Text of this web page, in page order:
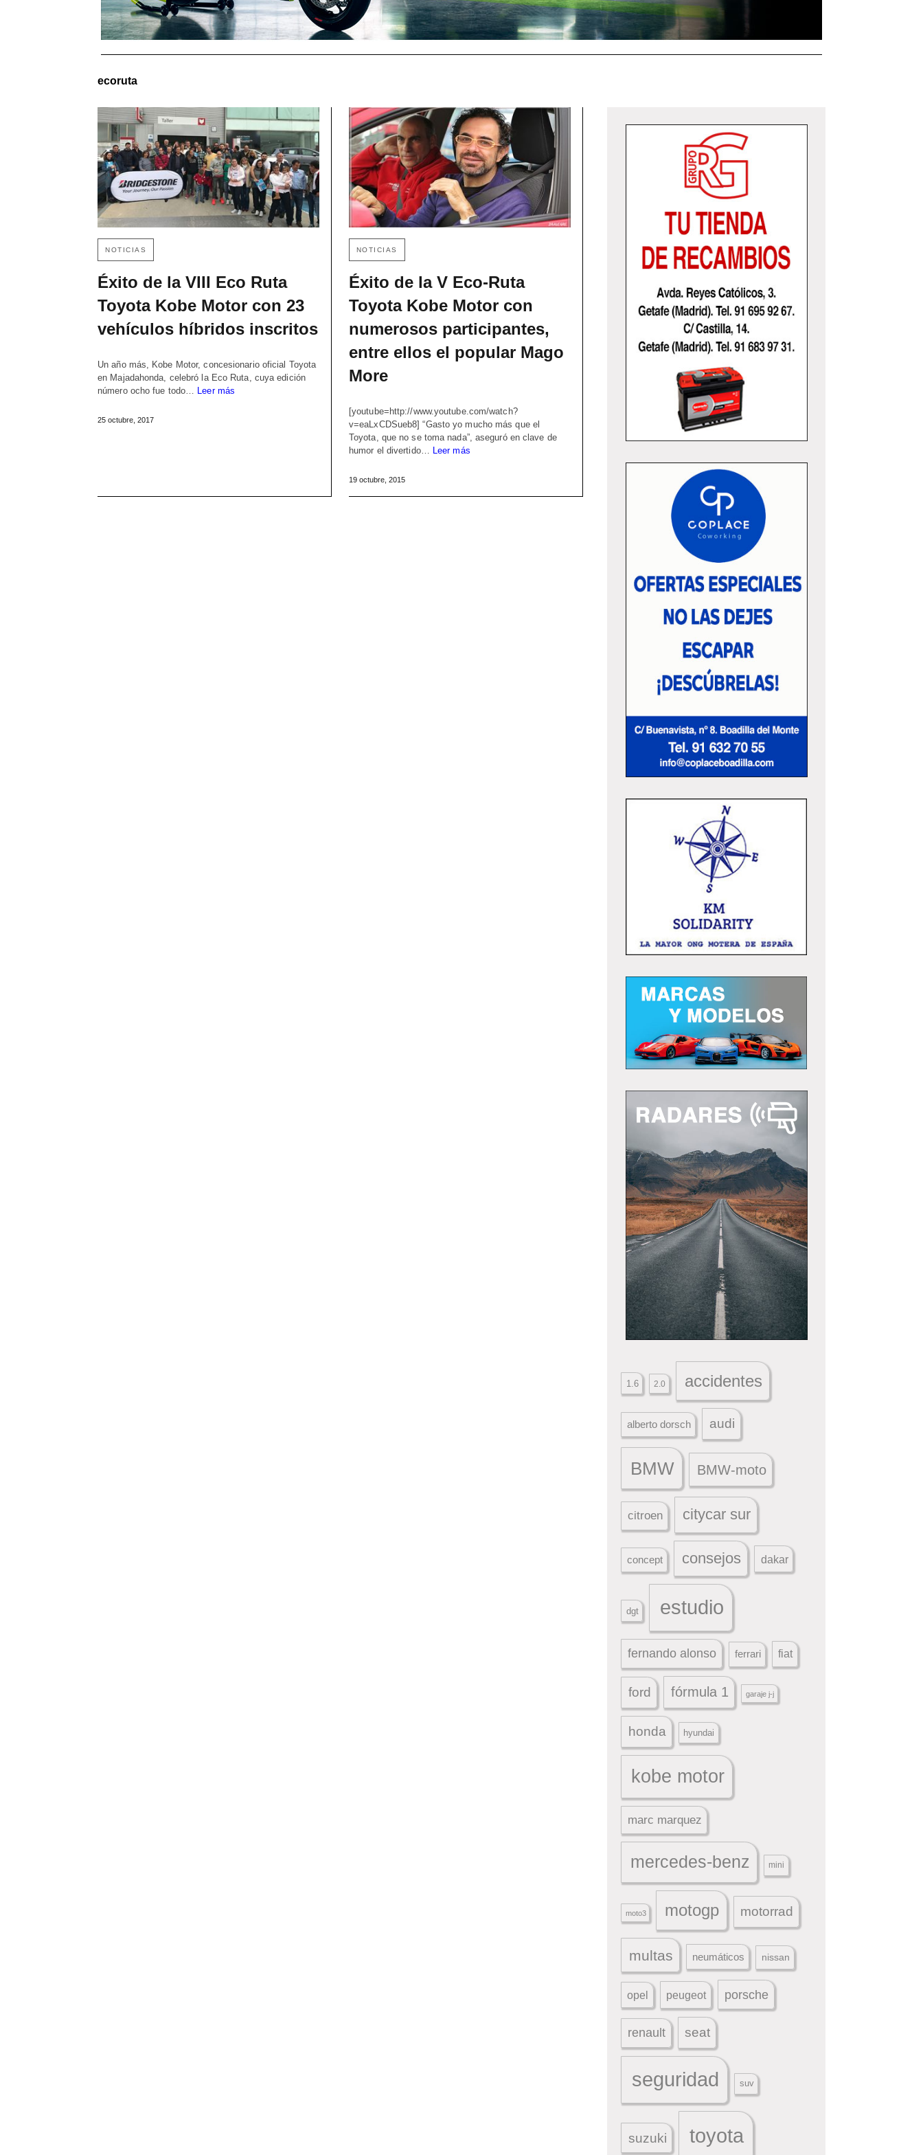
ecoruta
NOTICIAS
Éxito de la VIII Eco Ruta
Toyota Kobe Motor con 23
vehículos híbridos inscritos
Un año más, Kobe Motor, concesionario oficial Toyota
en Majadahonda, celebró la Eco Ruta, cuya edición
número ocho fue todo… Leer más
25 octubre, 2017
NOTICIAS
Éxito de la V Eco-Ruta
Toyota Kobe Motor con
numerosos participantes,
entre ellos el popular Mago
More
[youtube=http://www.youtube.com/watch?
v=eaLxCDSueb8] “Gasto yo mucho más que el
Toyota, que no se toma nada”, aseguró en clave de
humor el divertido… Leer más
19 octubre, 2015
1.6 2.0 accidentes
alberto dorsch audi
BMW BMW-moto
citroen citycar sur
concept consejos dakar
dgt estudio
fernando alonso ferrari fiat
ford fórmula 1 garaje j-j
honda hyundai
kobe motor
marc marquez
mercedes-benz mini
moto3 motogp motorrad
multas neumáticos nissan
opel peugeot porsche
renault seat
seguridad suv
suzuki toyota